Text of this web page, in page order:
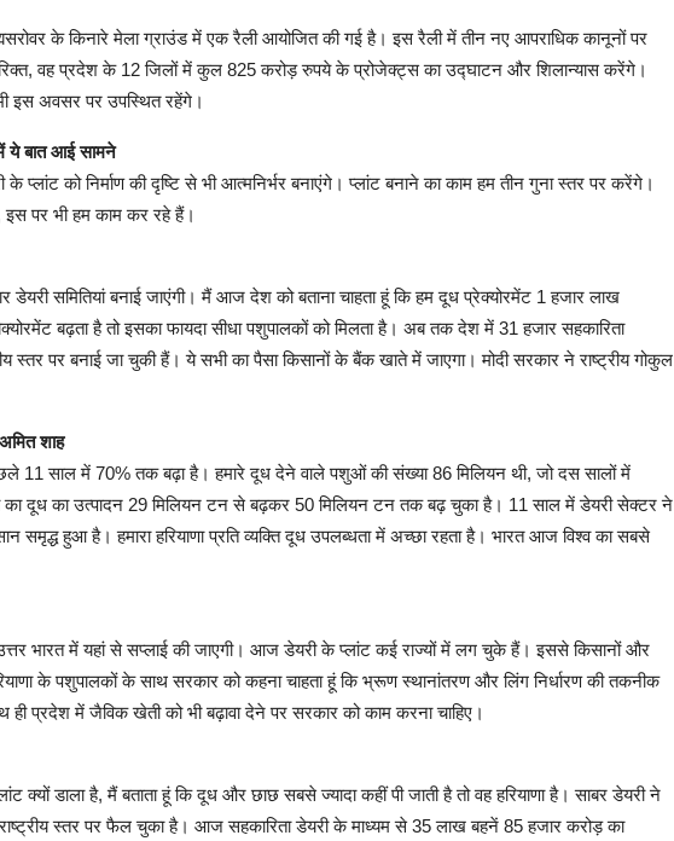
के किनारे मेला ग्राउंड में एक रैली आयोजित की गई है। इस रैली में तीन नए आपराधिक कानूनों पर
वह प्रदेश के 12 जिलों में कुल 825 करोड़ रुपये के प्रोजेक्ट्स का उद्घाटन और शिलान्यास करेंगे।
इस अवसर पर उपस्थित रहेंगे।
ये बात आई सामने
प्लांट को निर्माण की दृष्टि से भी आत्मनिर्भर बनाएंगे। प्लांट बनाने का काम हम तीन गुना स्तर पर करेंगे।
इस पर भी हम काम कर रहे हैं।
समितियां बनाई जाएंगी। मैं आज देश को बताना चाहता हूं कि हम दूध प्रेक्योरमेंट 1 हजार लाख
बढ़ता है तो इसका फायदा सीधा पशुपालकों को मिलता है। अब तक देश में 31 हजार सहकारिता
स्तर पर बनाई जा चुकी हैं। ये सभी का पैसा किसानों के बैंक खाते में जाएगा। मोदी सरकार ने राष्ट्रीय गोकुल
शाह
11 साल में 70% तक बढ़ा है। हमारे दूध देने वाले पशुओं की संख्या 86 मिलियन थी, जो दस सालों में
का दूध का उत्पादन 29 मिलियन टन से बढ़कर 50 मिलियन टन तक बढ़ चुका है। 11 साल में डेयरी सेक्टर ने
समृद्ध हुआ है। हमारा हरियाणा प्रति व्यक्ति दूध उपलब्धता में अच्छा रहता है। भारत आज विश्व का सबसे
भारत में यहां से सप्लाई की जाएगी। आज डेयरी के प्लांट कई राज्यों में लग चुके हैं। इससे किसानों और
के पशुपालकों के साथ सरकार को कहना चाहता हूं कि भ्रूण स्थानांतरण और लिंग निर्धारण की तकनीक
प्रदेश में जैविक खेती को भी बढ़ावा देने पर सरकार को काम करना चाहिए।
क्यों डाला है, मैं बताता हूं कि दूध और छाछ सबसे ज्यादा कहीं पी जाती है तो वह हरियाणा है। साबर डेयरी ने
स्तर पर फैल चुका है। आज सहकारिता डेयरी के माध्यम से 35 लाख बहनें 85 हजार करोड़ का